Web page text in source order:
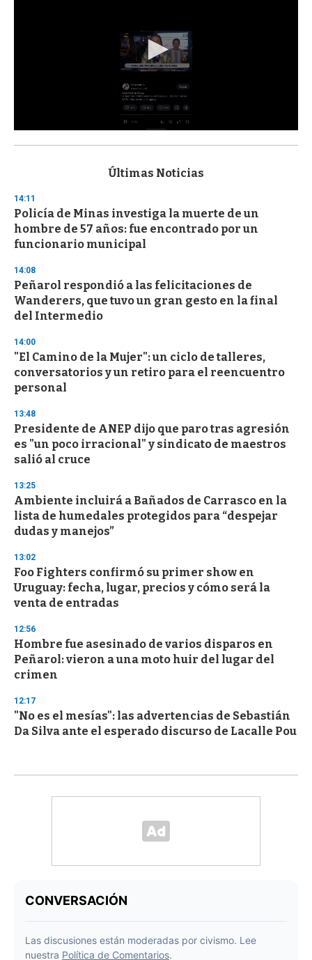
s
d
s
o
f
3
s
e
c
o
n
Últimas Noticias
14:11
Policía de Minas investiga la muerte de un
hombre de 57 años: fue encontrado por un
funcionario municipal
14:08
Peñarol respondió a las felicitaciones de
Wanderers, que tuvo un gran gesto en la final
del Intermedio
14:00
"El Camino de la Mujer": un ciclo de talleres,
conversatorios y un retiro para el reencuentro
personal
13:48
Presidente de ANEP dijo que paro tras agresión
es "un poco irracional" y sindicato de maestros
salió al cruce
13:25
Ambiente incluirá a Bañados de Carrasco en la
lista de humedales protegidos para “despejar
dudas y manejos”
13:02
Foo Fighters confirmó su primer show en
Uruguay: fecha, lugar, precios y cómo será la
venta de entradas
12:56
Hombre fue asesinado de varios disparos en
Peñarol: vieron a una moto huir del lugar del
crimen
12:17
"No es el mesías": las advertencias de Sebastián
Da Silva ante el esperado discurso de Lacalle Pou